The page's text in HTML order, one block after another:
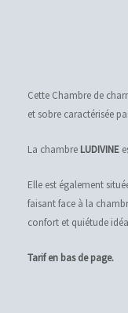
Cette Chambre de
et sobre caractérisée
La chambre LUDIVINE
Elle est également
faisant face à la
confort et quiétude
Tarif en bas de page.